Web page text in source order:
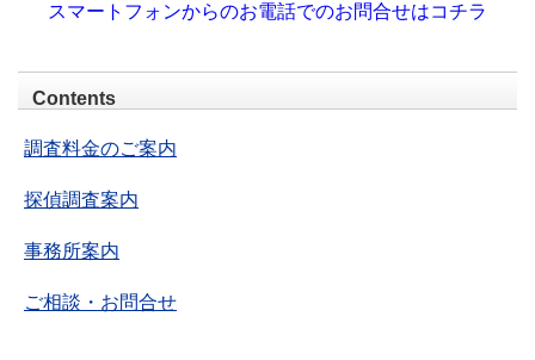
スマートフォンからのお電話でのお問合せはコチラ
Contents
調査料金のご案内
探偵調査案内
事務所案内
ご相談・お問合せ